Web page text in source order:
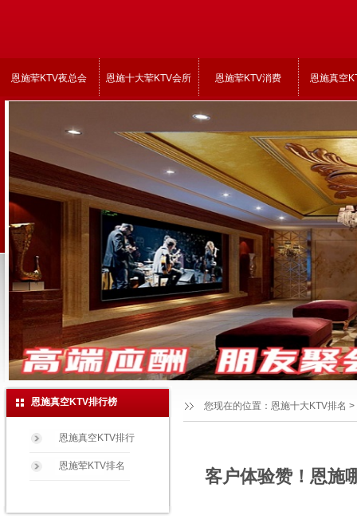
恩施荤KTV夜总会 恩施十大荤KTV会所 恩施荤KTV消费 恩施真空
您现在的位置： 恩施十大KTV排名 >
恩施真空KTV排行榜
恩施真空KTV排行
恩施荤KTV排名
客户体验赞！恩施